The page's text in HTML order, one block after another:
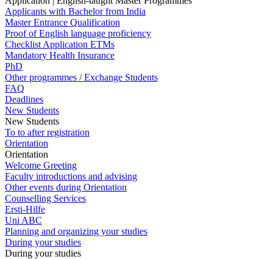
Applicants with Bachelor from India
Master Entrance Qualification
Proof of English language proficiency
Checklist Application ETMs
Mandatory Health Insurance
PhD
Other programmes / Exchange Students
FAQ
Deadlines
New Students
New Students
To to after registration
Orientation
Orientation
Welcome Greeting
Faculty introductions and advising
Other events during Orientation
Counselling Services
Ersti-Hilfe
Uni ABC
Planning and organizing your studies
During your studies
During your studies